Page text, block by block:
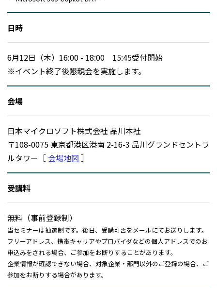
日時
6月12日（木）16:00 - 18:00 15:45受付開始
※イベント終了後懇親会を実施します。
会場
日本マイクロソフト株式会社 品川本社
〒108-0075 東京都港区港南 2-16-3 品川グランドセントラ
ルタワー［ 会場地図 ］
受講料
無料（事前登録制）
当セミナーは抽選制です。後日、受講可否をメールにてお送りします。
フリーアドレス、携帯キャリアやプロバイダなどの個人アドレスでのお
申込みをされる場合、ご参加をお断りすることがあります。
企業情報が確認できない場合、対象企業・部門以外のご登録の場合、ご
参加をお断りする場合があります。